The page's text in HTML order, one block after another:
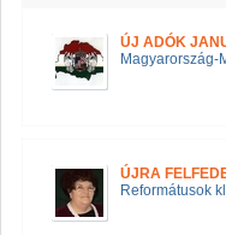
ÚJ ADÓK
Magyarország-
ÚJRA
Reformátusok